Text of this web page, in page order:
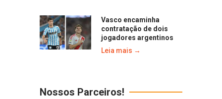
Vasco encaminha
contratação de dois
jogadores argentinos
Leia mais →
Nossos Parceiros!